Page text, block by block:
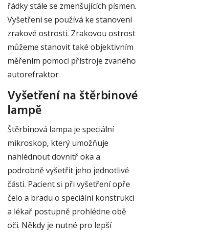
řádky stále se zmenšujících písmen.
Vyšetření se používá ke stanovení
zrakové ostrosti. Zrakovou ostrost
můžeme stanovit také objektivním
měřením pomocí přístroje zvaného
autorefraktor
Vyšetření na štěrbinové
lampě
Štěrbinová lampa je speciální
mikroskop, který umožňuje
nahlédnout dovnitř oka a
podrobně vyšetřit jeho jednotlivé
části. Pacient si při vyšetření opře
čelo a bradu o speciální konstrukci
a lékař postupně prohlédne obě
oči. Někdy je nutné pro lepší